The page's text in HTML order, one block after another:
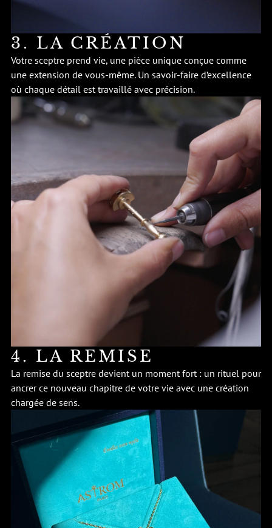
3. LA CRÉATION
Votre sceptre prend vie, une pièce unique conçue comme
une extension de vous-même. Un savoir-faire d’excellence
où chaque détail est travaillé avec précision.
4. LA REMISE
La remise du sceptre devient un moment fort : un rituel pour
ancrer ce nouveau chapitre de votre vie avec une création
chargée de sens.